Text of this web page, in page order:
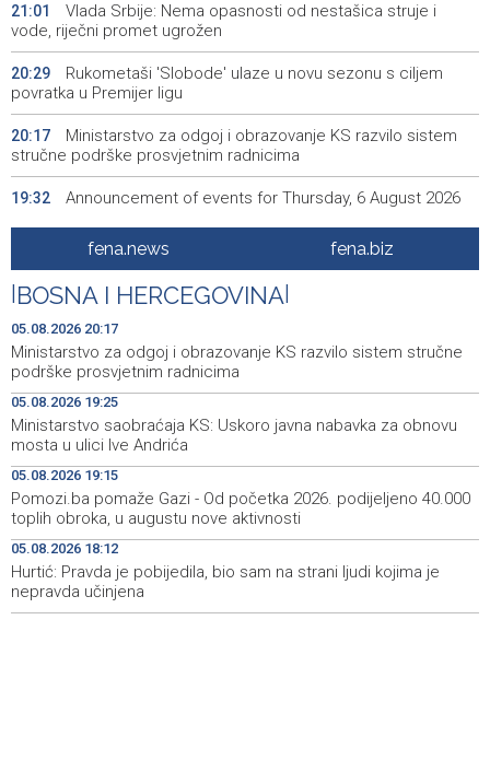
21:01
Vlada Srbije: Nema opasnosti od nestašica struje i
vode, riječni promet ugrožen
20:29
Rukometaši 'Slobode' ulaze u novu sezonu s ciljem
povratka u Premijer ligu
20:17
Ministarstvo za odgoj i obrazovanje KS razvilo sistem
stručne podrške prosvjetnim radnicima
19:32 Announcement of events for Thursday, 6 August 2026
Rise in electric scooter injuries among children; Biloš:
Head and facial injuries most common
19:25
Ministarstvo saobraćaja KS: Uskoro javna nabavka za
obnovu mosta u ulici Ive Andrića
19:15
Pomozi.ba pomaže Gazi - Od početka 2026. podijeljeno
40.000 toplih obroka, u augustu nove aktivnosti
19:12
Conference on representation of constituent peoples
and Others in BiH institutions on August 7
19:12
'Šetnica kulture' nastavljena modnom revijom i
predstavljanjem kozmetike
19:05
Prosecutor's Office indicts former Court of BiH
employee for alleged embezzlement
fena.news fena.biz
BOSNA I HERCEGOVINA
05.08.2026 20:17
Ministarstvo za odgoj i obrazovanje KS razvilo sistem stručne
podrške prosvjetnim radnicima
05.08.2026 19:25
Ministarstvo saobraćaja KS: Uskoro javna nabavka za obnovu
mosta u ulici Ive Andrića
05.08.2026 19:15
Pomozi.ba pomaže Gazi - Od početka 2026. podijeljeno 40.000
toplih obroka, u augustu nove aktivnosti
05.08.2026 18:12
Hurtić: Pravda je pobijedila, bio sam na strani ljudi kojima je
nepravda učinjena